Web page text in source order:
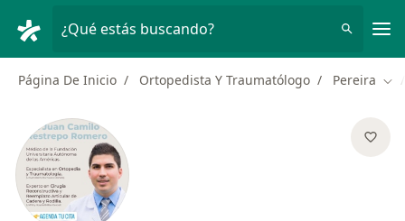
¿Qué estás buscando?
Página De Inicio Ortopedista Y Traumatólogo Pereira